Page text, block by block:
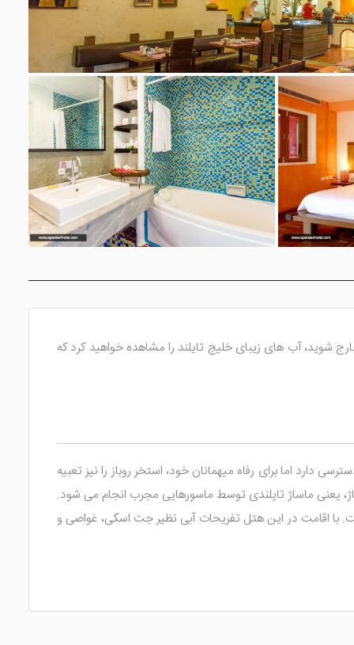
شوید، آب های زیبای خلیج تایلند را مشاهده خواهید کرد که
اما برای رفاه میهمانان خود، استخر روباز را نیز تعبیه
یعنی ماساژ تایلندی توسط ماسورهایی مجرب انجام می شود.
با اقامت در این هتل تفریحات آبی نظیر جت اسکی، غواصی و